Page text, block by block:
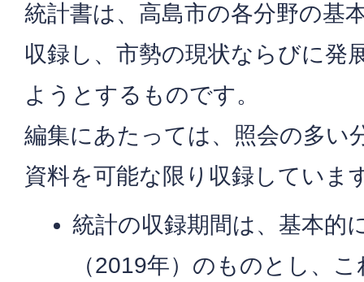
統計書は、高島市の各分野の基
収録し、市勢の現状ならびに発
ようとするものです。
編集にあたっては、照会の多い
資料を可能な限り収録していま
統計の収録期間は、基本的
（2019年）のものとし、